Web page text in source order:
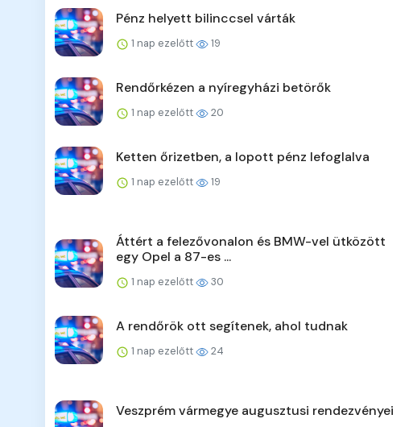
Pénz helyett bilinccsel várták
1 nap ezelőtt 19
Rendőrkézen a nyíregyházi betörők
1 nap ezelőtt 20
Ketten őrizetben, a lopott pénz lefoglalva
1 nap ezelőtt 19
Áttért a felezővonalon és BMW-vel ütközött
egy Opel a 87-es ...
1 nap ezelőtt 30
A rendőrök ott segítenek, ahol tudnak
1 nap ezelőtt 24
Veszprém vármegye augusztusi rendezvényei